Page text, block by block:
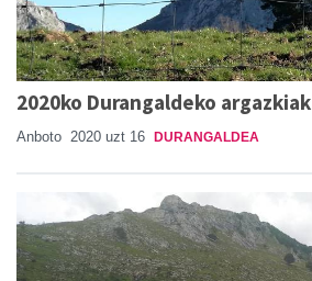
2020ko Durangaldeko argazkiak
Anboto 2020 uzt 16 DURANGALDEA